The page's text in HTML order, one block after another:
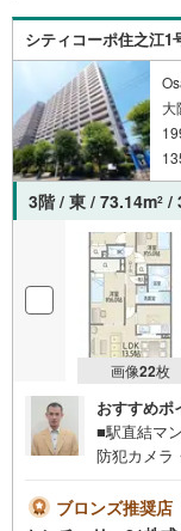
シティコーポ住之江1
大
3階 / 東 / 73.14m2 /
画像22枚
おすすめポ
■駅直結マ
防犯カメラ
ー21ラン
ブロンズ推奨店